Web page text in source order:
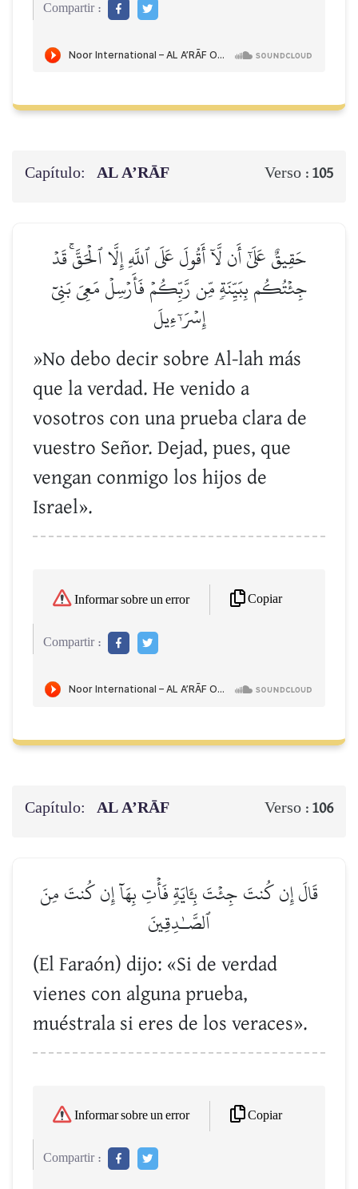
Compartir :
Capítulo: AL A’RĀF Verso : 105
حَقِيقٌ عَلَىٰٓ أَن لَّآ أَقُولَ عَلَى ٱللَّهِ إِلَّا ٱلۡحَقَّۚ قَدۡ
جِئۡتُكُم بِبَيِّنَةٖ مِّن رَّبِّكُمۡ فَأَرۡسِلۡ مَعِيَ بَنِيٓ
إِسۡرَـٰٓءِيلَ
»No debo decir sobre Al-lah más
que la verdad. He venido a
vosotros con una prueba clara de
vuestro Señor. Dejad, pues, que
vengan conmigo los hijos de
Israel».
Informar sobre un error Copiar
Compartir :
Capítulo: AL A’RĀF Verso : 106
قَالَ إِن كُنتَ جِئۡتَ بِـَٔايَةٖ فَأۡتِ بِهَآ إِن كُنتَ مِنَ
ٱلصَّـٰدِقِينَ
(El Faraón) dijo: «Si de verdad
vienes con alguna prueba,
muéstrala si eres de los veraces».
Informar sobre un error Copiar
Compartir :